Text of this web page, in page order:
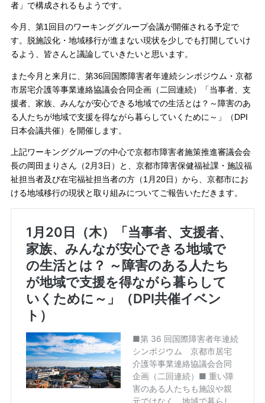
者」で構成されるもようです。
今月、第1回目のワーキンググループ会議が開催される予定で
す。脱施設化・地域移行が進まない現状を少しでも打開していけ
るよう、皆さんと議論していきたいと思います。
また今月と来月に、第36回国際障害者年連続シンポジウム・京都
市居宅介護等事業連絡協議会合同企画（二回連続）「当事者、支
援者、家族、みんなが安心できる地域での生活とは？～障害のあ
る人たちが地域で支援を得ながら暮らしていくために～」（DPI
日本会議共催）を開催します。
上記ワーキンググループの中心で京都市障害者施策推進審議会会
長の岡田まりさん（2月3日）と、京都市障害保健福祉課・施設福
祉担当者及び在宅福祉担当者の方（1月20日）から、京都市にお
ける地域移行の現状と取り組みについてご報告いただきます。